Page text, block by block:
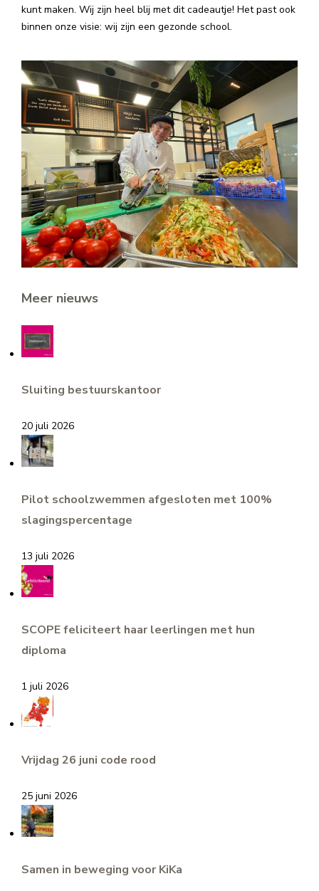
kunt maken. Wij zijn heel blij met dit cadeautje! Het past ook
binnen onze visie: wij zijn een gezonde school.
Meer nieuws
Sluiting bestuurskantoor
20 juli 2026
Pilot schoolzwemmen afgesloten met 100%
slagingspercentage
13 juli 2026
SCOPE feliciteert haar leerlingen met hun
diploma
1 juli 2026
Vrijdag 26 juni code rood
25 juni 2026
Samen in beweging voor KiKa